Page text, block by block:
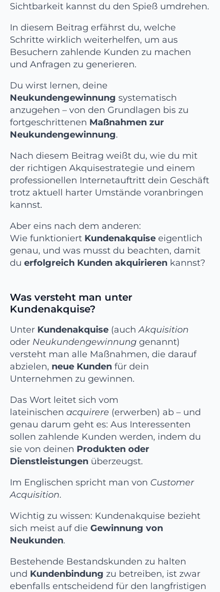
Sichtbarkeit kannst du den Spieß umdrehen.
In diesem Beitrag erfährst du, welche
Schritte wirklich weiterhelfen, um aus
Besuchern zahlende Kunden zu machen
und Anfragen zu generieren.
Du wirst lernen, deine
Neukundengewinnung systematisch
anzugehen – von den Grundlagen bis zu
fortgeschrittenen Maßnahmen zur
Neukundengewinnung.
Nach diesem Beitrag weißt du, wie du mit
der richtigen Akquisestrategie und einem
professionellen Internetauftritt dein Geschäft
trotz aktuell harter Umstände voranbringen
kannst.
Aber eins nach dem anderen:
Wie funktioniert Kundenakquise eigentlich
genau, und was musst du beachten, damit
du erfolgreich Kunden akquirieren kannst?
Was versteht man unter
Kundenakquise?
Unter Kundenakquise (auchAkquisition
oder Neukundengewinnung genannt)
versteht man alle Maßnahmen, die darauf
abzielen, neue Kunden für dein
Unternehmen zu gewinnen.
Das Wort leitet sich vom
lateinischen acquirere (erwerben) ab – und
genau darum geht es: Aus Interessenten
sollen zahlende Kunden werden, indem du
sie von deinen Produkten oder
Dienstleistungen überzeugst.
Im Englischen spricht man von Customer
Acquisition.
Wichtig zu wissen: Kundenakquise bezieht
sich meist auf die Gewinnung von
Neukunden.
Bestehende Bestandskunden zu halten
und Kundenbindung zu betreiben, ist zwar
ebenfalls entscheidend für den langfristigen